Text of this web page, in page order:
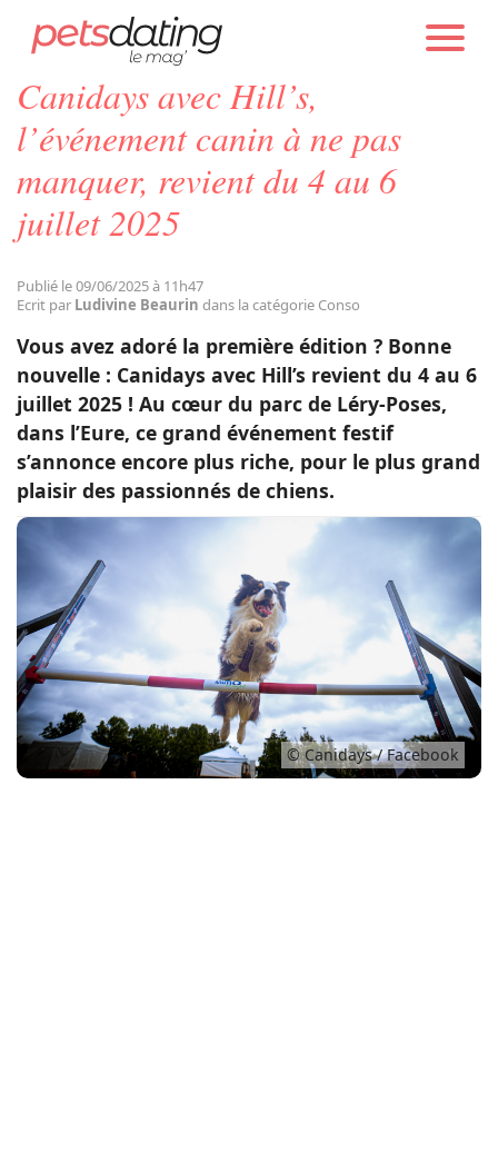
Chien
Chat
Tops
Sauvetages
PETS DATING ACTUALITÉS CONSO
Canidays avec Hill’s,
l’événement canin à ne pas
manquer, revient du 4 au 6
juillet 2025
Publié le 09/06/2025 à 11h47
Ecrit par Ludivine Beaurin dans la catégorie Conso
Vous avez adoré la première édition ? Bonne
nouvelle : Canidays avec Hill’s revient du 4 au 6
juillet 2025 ! Au cœur du parc de Léry-Poses,
dans l’Eure, ce grand événement festif
s’annonce encore plus riche, pour le plus grand
plaisir des passionnés de chiens.
© Canidays / Facebook